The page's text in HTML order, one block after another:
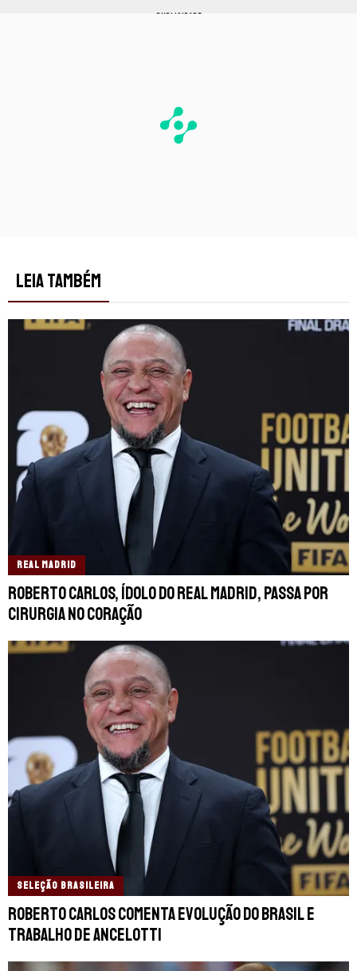
PUBLICIDADE
LEIA TAMBÉM
REAL MADRID
Roberto Carlos, ídolo do Real Madrid, passa por
cirurgia no coração
SELEÇÃO BRASILEIRA
Roberto Carlos comenta evolução do Brasil e
trabalho de Ancelotti